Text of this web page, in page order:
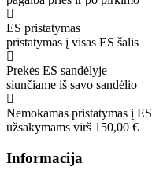
ES pristatymas
pristatymas į visas ES šalis
Prekės ES sandėlyje
siunčiame iš savo sandėlio
Nemokamas pristatymas į ES
užsakymams virš 150,00 €
Informacija